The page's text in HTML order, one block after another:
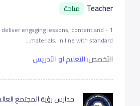
Teacher متاحة
deliver engaging lessons, content and
materials, in line with standard...
التخصص:التعليم او التدريس
مدارس رؤية المجتمع